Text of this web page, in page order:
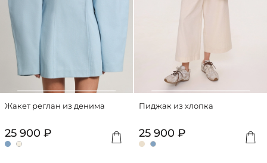
Жакет реглан из денима
25 900 ₽
Пиджак из хлопка
25 900 ₽